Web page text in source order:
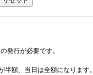
発行が必要です。
半額、当日は全額になります